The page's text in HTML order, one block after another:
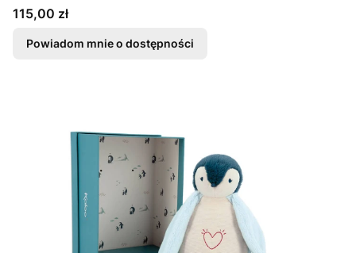
Cena
115,00 zł
Powiadom mnie o dostępności